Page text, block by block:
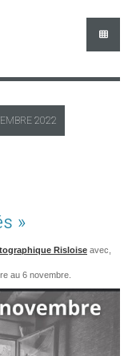
2022
»
Risloise avec,
au 6 novembre.